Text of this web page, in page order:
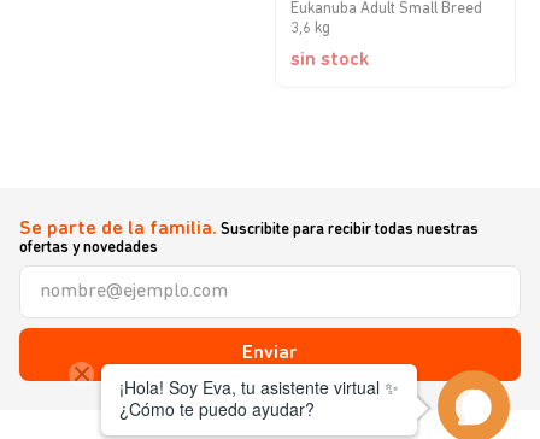
Eukanuba Adult Small Breed
3,6 kg
sin stock
Se parte de la familia. Suscribite para recibir todas nuestras
ofertas y novedades
Enviar